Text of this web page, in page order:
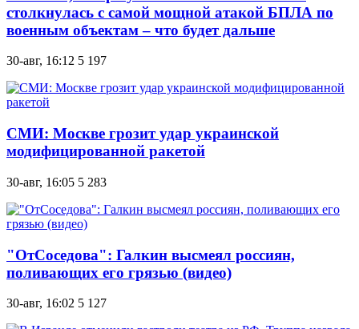
столкнулась с самой мощной атакой БПЛА по
военным объектам – что будет дальше
30-авг, 16:12 5 197
СМИ: Москве грозит удар украинской
модифицированной ракетой
30-авг, 16:05 5 283
"ОтСоседова": Галкин высмеял россиян,
поливающих его грязью (видео)
30-авг, 16:02 5 127